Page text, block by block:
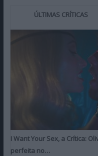
ÚLTIMAS CRÍTICAS
I Want Your Sex, a Crítica:
perfeita no…